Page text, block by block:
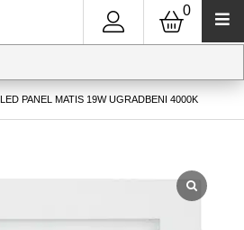
0
LED PANEL MATIS 19W UGRADBENI 4000K